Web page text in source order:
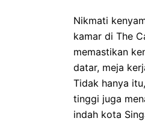
Nikmati
kamar di The
memastikan
datar, meja
Tidak hanya
tinggi juga
indah kota